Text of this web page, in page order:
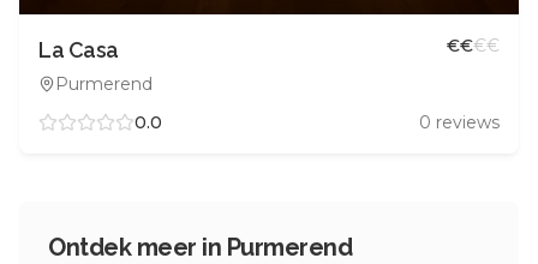
La Casa
Purmerend
€€€€
0.0 0 reviews
Ontdek meer in Purmerend